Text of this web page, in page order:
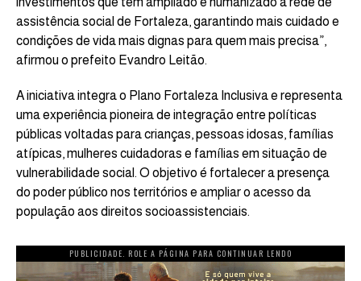
assistência social de Fortaleza, garantindo mais cuidado e
condições de vida mais dignas para quem mais precisa”,
afirmou o prefeito Evandro Leitão.
A iniciativa integra o Plano Fortaleza Inclusiva e representa
uma experiência pioneira de integração entre políticas
públicas voltadas para crianças, pessoas idosas, famílias
atípicas, mulheres cuidadoras e famílias em situação de
vulnerabilidade social. O objetivo é fortalecer a presença
do poder público nos territórios e ampliar o acesso da
população aos direitos socioassistenciais.
PUBLICIDADE. ROLE A PÁGINA PARA CONTINUAR LENDO